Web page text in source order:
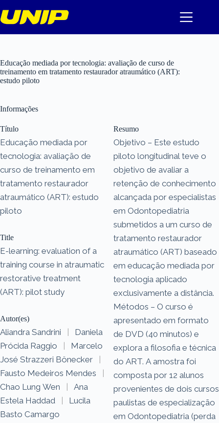
para
o
Educação mediada por tecnologia: avaliação de curso de
treinamento em tratamento restaurador atraumático (ART):
estudo piloto
Informações
Título
Educação mediada por
tecnologia: avaliação de
curso de treinamento em
tratamento restaurador
atraumático (ART): estudo
piloto
Title
E-learning: evaluation of a
training course in atraumatic
restorative treatment
(ART): pilot study
Autor(es)
Aliandra Sandrini |
Daniela
Prócida Raggio
|
Marcelo
José Strazzeri Bönecker
|
Fausto Medeiros Mendes
|
Chao Lung Wen
|
Ana
Estela Haddad
|
Lucila
Basto Camargo
Resumo
Objetivo – Este estudo
piloto longitudinal teve o
objetivo de avaliar a
retenção de conhecimento
alcançada por especialistas
em Odontopediatria
submetidos a um curso de
tratamento restaurador
atraumático (ART) baseado
em educação mediada por
tecnologia aplicado
exclusivamente a distância.
Métodos – O curso é
apresentado em formato
de DVD (40 minutos) e
explora a filosofia e técnica
do ART. A amostra foi
composta por 12 alunos
provenientes de dois cursos
paulistas de especialização
em Odontopediatria (perda